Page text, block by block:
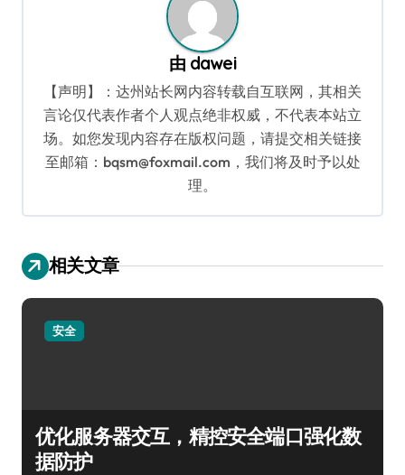
由 dawei
【声明】：达州站长网内容转载自互联网，其相关
言论仅代表作者个人观点绝非权威，不代表本站立
场。如您发现内容存在版权问题，请提交相关链接
至邮箱：bqsm@foxmail.com，我们将及时予以处
理。
相关文章
安全
优化服务器交互，精控安全端口强化数
据防护